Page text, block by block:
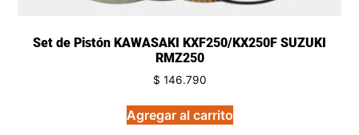
Set de Pistón KAWASAKI KXF250/KX250F SUZUKI
RMZ250
$ 146.790
Agregar al carrito